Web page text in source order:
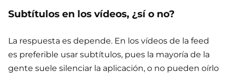
Subtítulos en los vídeos, ¿sí o no?
La respuesta es depende. En los vídeos de la feed
es preferible usar subtítulos, pues la mayoría de la
gente suele silenciar la aplicación, o no pueden oírlo